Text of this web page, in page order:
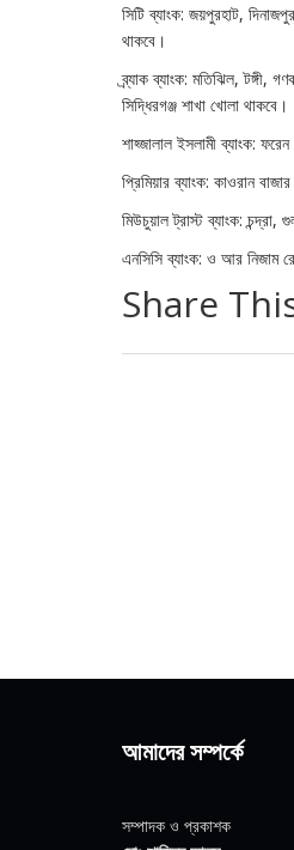
সিটি ব্যাংক: জয়পুরহাট,
থাকবে।
ব্র্যাক ব্যাংক: মতিঝিল, টঙ্গী,
সিদ্ধিরগঞ্জ শাখা খোলা থাকবে।
শাহ্জালাল ইসলামী ব্যাংক:
প্রিমিয়ার ব্যাংক: কাওরান
মিউচুয়াল ট্রাস্ট ব্যাংক:
এনসিসি ব্যাংক: ও আর নিজাম
Share
আমাদের সম্পর্কে
সম্পাদক ও প্রকাশক